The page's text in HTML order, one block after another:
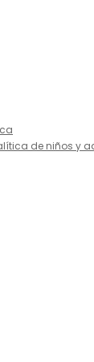
de niños y